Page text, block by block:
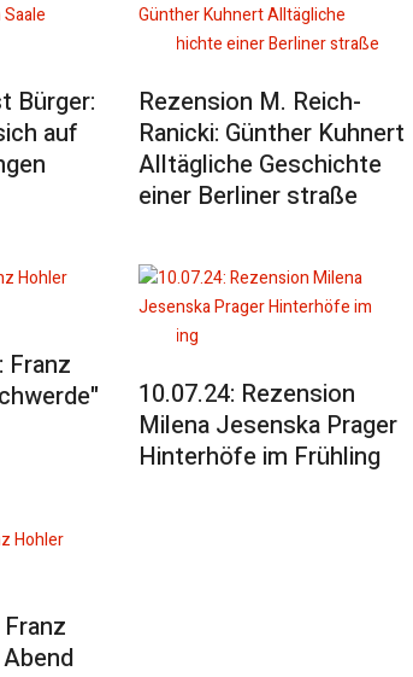
Bürger:
auf
Rezension M. Reich-
Ranicki: Günther Kuhnert
Alltägliche Geschichte
einer Berliner straße
Franz
10.07.24: Rezension
Milena Jesenska Prager
Hinterhöfe im Frühling